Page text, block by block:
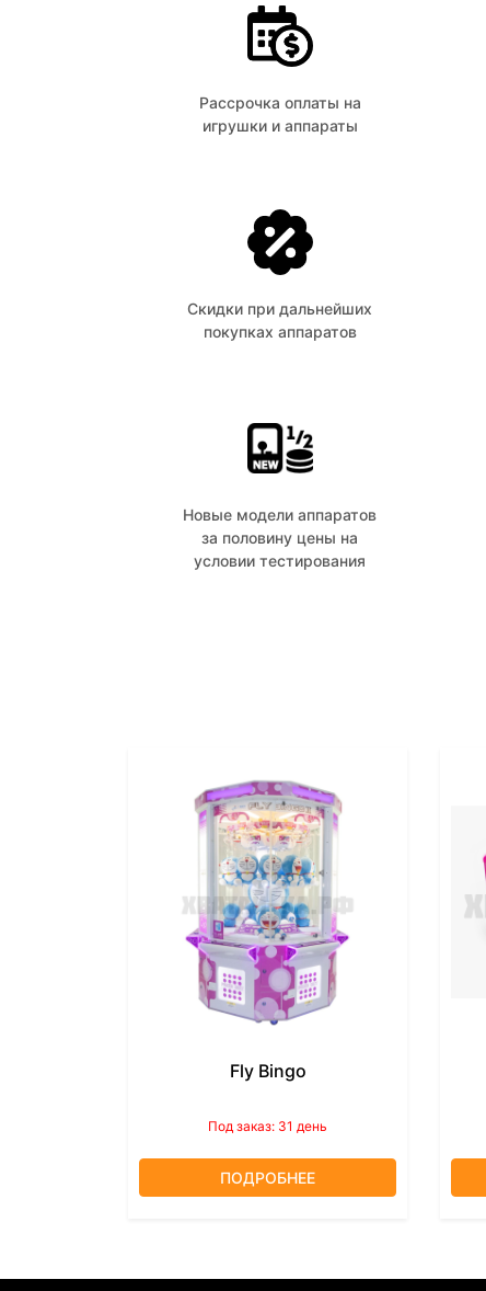
Рассрочка оплаты на
игрушки и аппараты
Скидки при дальнейших
покупках аппаратов
Новые модели аппаратов
за половину цены на
условии тестирования
Fly Bingo
Под заказ: 31 день
ПОДРОБНЕЕ